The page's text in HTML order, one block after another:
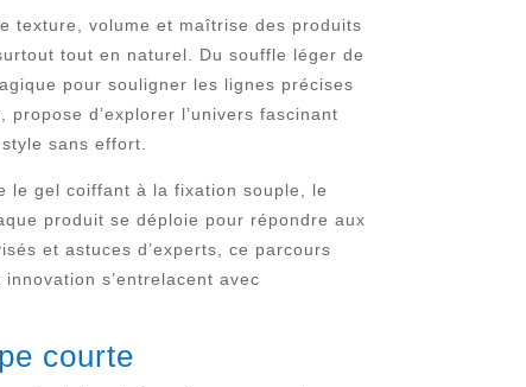
texture, volume et maîtrise des produits
tout en naturel. Du souffle léger de
pour souligner les lignes précises
d’explorer l’univers fascinant
sans effort.
le gel coiffant à la fixation souple, le
produit se déploie pour répondre aux
et astuces d’experts, ce parcours
s’entrelacent avec
courte